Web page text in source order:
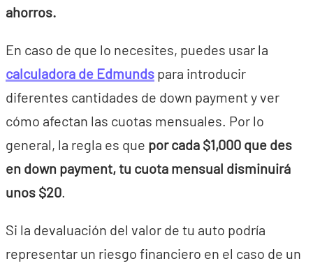
ahorros.
En caso de que lo necesites, puedes usar la
calculadora de Edmunds para introducir
diferentes cantidades de down payment y ver
cómo afectan las cuotas mensuales. Por lo
general, la regla es que por cada $1,000 que des
en down payment, tu cuota mensual disminuirá
unos $20.
Si la devaluación del valor de tu auto podría
representar un riesgo financiero en el caso de un